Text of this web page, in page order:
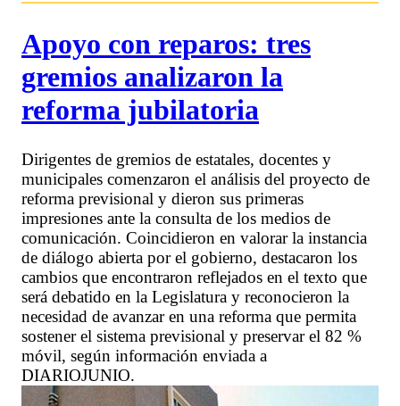
Apoyo con reparos: tres
gremios analizaron la
reforma jubilatoria
Dirigentes de gremios de estatales, docentes y
municipales comenzaron el análisis del proyecto de
reforma previsional y dieron sus primeras
impresiones ante la consulta de los medios de
comunicación. Coincidieron en valorar la instancia
de diálogo abierta por el gobierno, destacaron los
cambios que encontraron reflejados en el texto que
será debatido en la Legislatura y reconocieron la
necesidad de avanzar en una reforma que permita
sostener el sistema previsional y preservar el 82 %
móvil, según información enviada a
DIARIOJUNIO.